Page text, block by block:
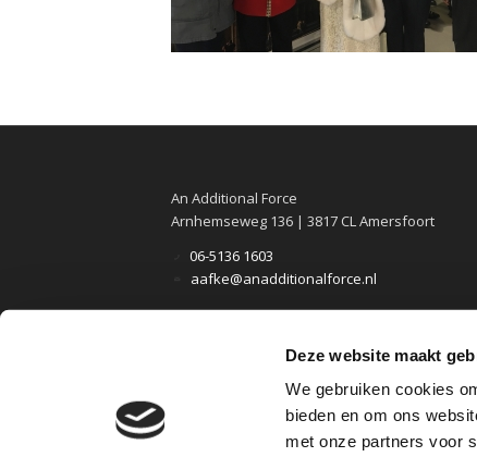
Deze website maakt
We gebruiken cookies
bieden en om ons
met onze partners voor
An Additional Force
Arnhemseweg 136 | 3817 CL Amersfoort
06-5136 1603
aafke@anadditionalforce.nl
© Copyright - An Additional Force |Cookie policy